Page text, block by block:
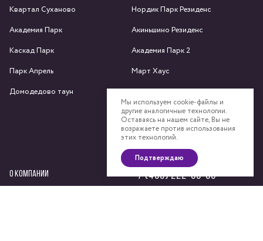
Мы используем cookie-файлы и
другие аналогичные технологии.
Оставаясь на нашем сайте, Вы не
возражаете против использования
этих технологий.
Подтверждаю
Квартал Суханово
Академия Парк
Каскад Парк
Парк Апрель
Домодедово таун
Нордик Парк Резиденс
Акиньшино Резиденс
Академия Парк 2
Март Хаус
Яхрома парк
Спас-Каменка
Федоскино Парк
О КОМПАНИИ +7 (495) 222-58-58